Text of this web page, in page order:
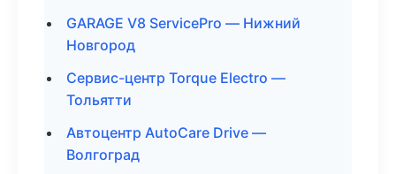
GARAGE V8 ServicePro — Нижний
Новгород
Сервис-центр Torque Electro —
Тольятти
Автоцентр AutoCare Drive —
Волгоград